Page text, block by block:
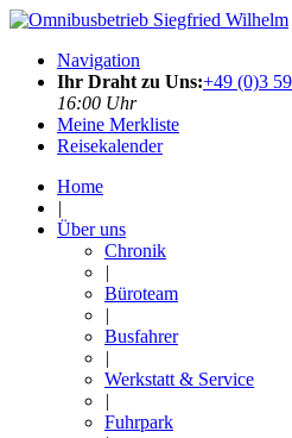
Navigation
Ihr Draht zu Uns:+49 (0)3
16:00 Uhr
Meine Merkliste
Reisekalender
Home
|
Über uns
Chronik
|
Büroteam
|
Busfahrer
|
Werkstatt & Service
|
Fuhrpark